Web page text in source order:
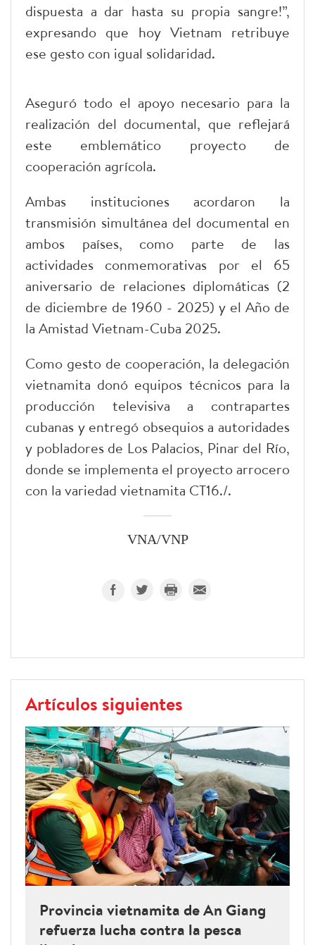
dispuesta a dar hasta su propia sangre!”,
expresando que hoy Vietnam retribuye
ese gesto con igual solidaridad.
Aseguró todo el apoyo necesario para la
realización del documental, que reflejará
este emblemático proyecto de
cooperación agrícola.
Ambas instituciones acordaron la
transmisión simultánea del documental en
ambos países, como parte de las
actividades conmemorativas por el 65
aniversario de relaciones diplomáticas (2
de diciembre de 1960 - 2025) y el Año de
la Amistad Vietnam-Cuba 2025.
Como gesto de cooperación, la delegación
vietnamita donó equipos técnicos para la
producción televisiva a contrapartes
cubanas y entregó obsequios a autoridades
y pobladores de Los Palacios, Pinar del Río,
donde se implementa el proyecto arrocero
con la variedad vietnamita CT16./.
VNA/VNP
Artículos siguientes
Provincia vietnamita de An Giang
refuerza lucha contra la pesca